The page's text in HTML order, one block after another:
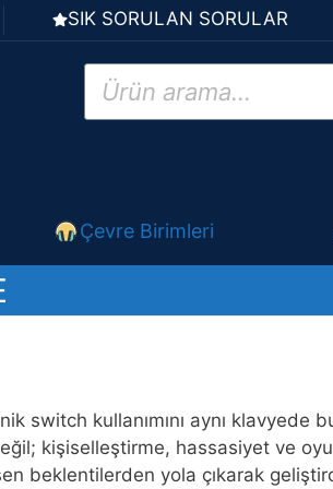
SIK SORULAN SORULAR
Products
search
Çevre Birimleri
switch kullanımını aynı klavyede
kişiselleştirme, hassasiyet ve
beklentilerden yola çıkarak